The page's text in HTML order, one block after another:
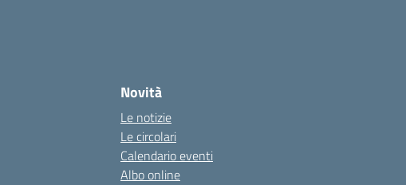
Novità
Le notizie
Le circolari
Calendario eventi
Albo online